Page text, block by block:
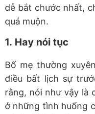
dễ bắt chước nhất,
quá muộn.
1. Hay nói tục
Bố mẹ thường
điều bất lịch sự
rằng, nói như vậy là
ở những tình huống